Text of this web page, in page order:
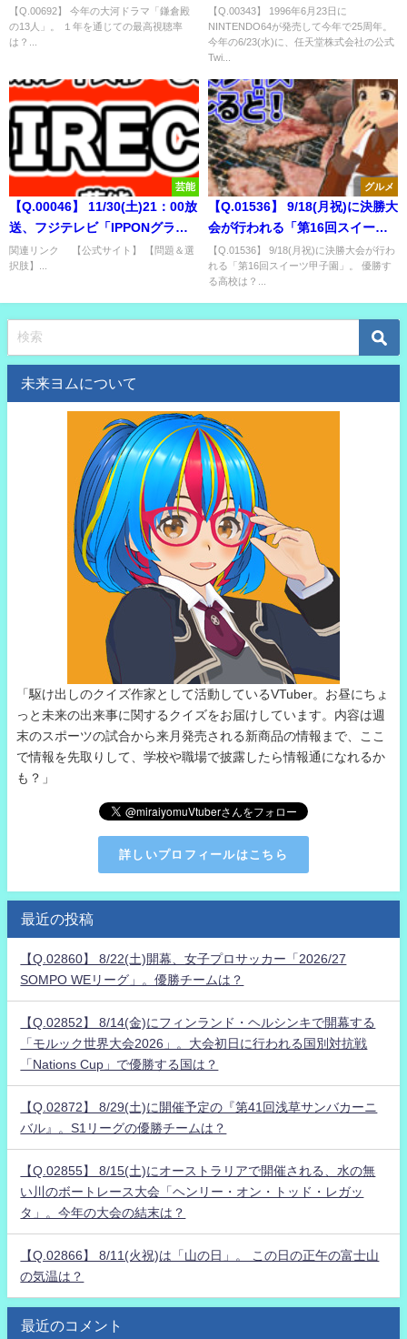
ての最高視聴率は？
【Q.00692】 今年の大河ドラマ「鎌倉殿
の13人」。 １年を通じての最高視聴率
は？...
25周年。今年の6/23(水)に、任天
堂株式会社の公式Twitterアカウ
ントで最初にtweetされる任天堂
【Q.00343】 1996年6月23日に
NINTENDO64が発売して今年で25周年。
今年の6/23(水)に、任天堂株式会社の公式
Twi...
芸能
【Q.00046】 11/30(土)21：00放
送、フジテレビ「IPPONグラン
プリ」。 優勝者は？
関連リンク 【公式サイト】 【問題＆選
択肢】...
グルメ
【Q.01536】 9/18(月祝)に決勝大
会が行われる「第16回スイーツ
甲子園」。 優勝する高校は？
【Q.01536】 9/18(月祝)に決勝大会が行わ
れる「第16回スイーツ甲子園」。 優勝す
る高校は？...
未来ヨムについて
「駆け出しのクイズ作家として活動しているVTuber。お昼にちょ
っと未来の出来事に関するクイズをお届けしています。内容は週
末のスポーツの試合から来月発売される新商品の情報まで、ここ
で情報を先取りして、学校や職場で披露したら情報通になれるか
も？」
詳しいプロフィールはこちら
最近の投稿
【Q.02860】 8/22(土)開幕、女子プロサッカー「2026/27
SOMPO WEリーグ」。優勝チームは？
【Q.02852】 8/14(金)にフィンランド・ヘルシンキで開幕する
「モルック世界大会2026」。大会初日に行われる国別対抗戦
「Nations Cup」で優勝する国は？
【Q.02872】 8/29(土)に開催予定の『第41回浅草サンバカーニ
バル』。S1リーグの優勝チームは？
【Q.02855】 8/15(土)にオーストラリアで開催される、水の無
い川のボートレース大会「ヘンリー・オン・トッド・レガッ
タ」。今年の大会の結末は？
【Q.02866】 8/11(火祝)は「山の日」。 この日の正午の富士山
の気温は？
最近のコメント